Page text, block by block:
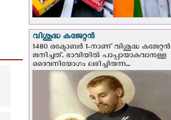
വിശുദ്ധ കജേറ്റന്‍
1480 ഒക്ടോബര്‍ 1-നാണ് വിശുദ്ധ കജേറ്റന്‍
ജനിച്ചത്. ഭാവിയില്‍ പാപ്പായാകുവാനുള്ള
ദൈവനിയോഗം ലഭിച്ചിരുന്ന...